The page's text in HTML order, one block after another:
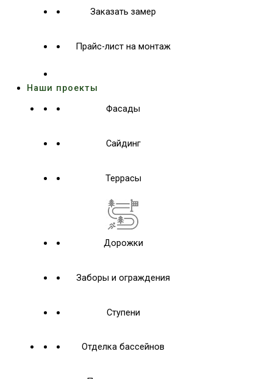
Заказать замер
Прайс-лист на монтаж
Наши проекты
Фасады
Сайдинг
Террасы
Дорожки
Заборы и ограждения
Ступени
Отделка бассейнов